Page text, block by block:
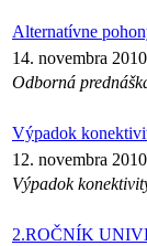
Alternatívne
14. novembra
Odborná
Výpadok
12. novembra
Výpadok
2.ROČNÍK